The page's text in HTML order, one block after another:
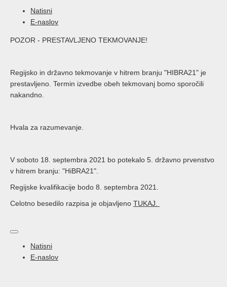
Natisni
E-naslov
POZOR - PRESTAVLJENO TEKMOVANJE!
Regijsko in državno tekmovanje v hitrem branju "HIBRA21" je
prestavljeno. Termin izvedbe obeh tekmovanj bomo sporočili
nakandno.
Hvala za razumevanje.
V soboto 18. septembra 2021 bo potekalo 5. državno prvenstvo
v hitrem branju: "HiBRA21".
Regijske kvalifikacije bodo 8. septembra 2021.
Celotno besedilo razpisa je objavljeno TUKAJ.
Natisni
E-naslov